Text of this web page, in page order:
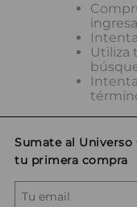
Utiliza
Sumate al Universo
tu primera compra